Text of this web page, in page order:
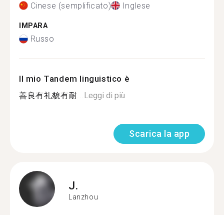
Cinese (semplificato) Inglese
IMPARA
Russo
Il mio Tandem linguistico è
善良有礼貌有耐...Leggi di più
Scarica la app
J.
Lanzhou